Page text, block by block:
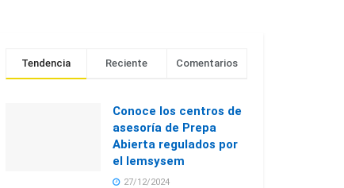
Tendencia Reciente Comentarios
Conoce los centros de
asesoría de Prepa
Abierta regulados por
el Iemsysem
27/12/2024